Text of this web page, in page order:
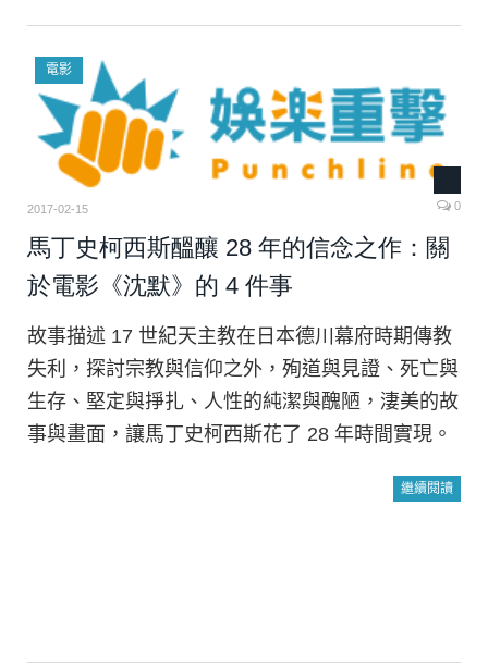
電影
2017-02-15 0
馬丁史柯西斯醞釀 28 年的信念之作：關
於電影《沈默》的 4 件事
故事描述 17 世紀天主教在日本德川幕府時期傳教
失利，探討宗教與信仰之外，殉道與見證、死亡與
生存、堅定與掙扎、人性的純潔與醜陋，淒美的故
事與畫面，讓馬丁史柯西斯花了 28 年時間實現。
繼續閱讀